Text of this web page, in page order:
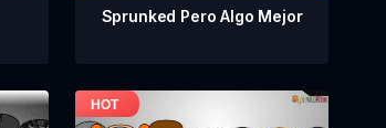
Sprunked Pero Algo Mejor